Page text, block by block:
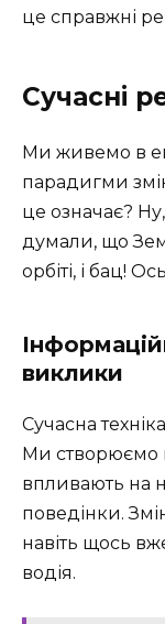
це справжні
Сучасні
Ми живемо в
парадигми
це означає?
думали, що
орбіті, і бац!
виклики
Сучасна
Ми створюємо
впливають на
поведінки.
навіть щось
водія.